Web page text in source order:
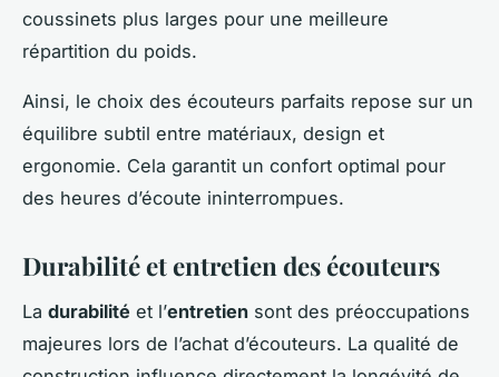
coussinets plus larges pour une meilleure
répartition du poids.
Ainsi, le choix des écouteurs parfaits repose sur un
équilibre subtil entre matériaux, design et
ergonomie. Cela garantit un confort optimal pour
des heures d’écoute ininterrompues.
Durabilité et entretien des écouteurs
La durabilité et l’entretien sont des préoccupations
majeures lors de l’achat d’écouteurs. La qualité de